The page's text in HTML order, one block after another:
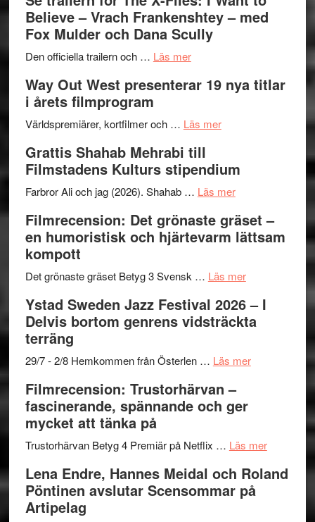
Park
–
kväll
II
Believe – Vrach Frankenshtey – med
Fox Mulder och Dana Scully
Den officiella trailern och … Läs merom
trailern
The
Files:
I
Want
Believe
–
Frankenshtey
med
Fox
och
Scully
Way Out West presenterar 19 nya titlar
i årets filmprogram
Världspremiärer, kortfilmer och … Läs merom
West
presenterar
nya
titlar
årets
Grattis Shahab Mehrabi till
Filmstadens Kulturs stipendium
Farbror Ali och jag (2026). Shahab … Läs merom
Shahab
Mehrabi
Filmstadens
stipendium
Filmrecension: Det grönaste gräset –
en humoristisk och hjärtevarm lättsam
kompott
Det grönaste gräset Betyg 3 Svensk … Läs merom
Det
grönaste
–
och
lättsam
Ystad Sweden Jazz Festival 2026 – I
Delvis bortom genrens vidsträckta
terräng
29/7 - 2/8 Hemkommen från Österlen … Läs merom
2026
I
Delvis
Filmrecension: Trustorhärvan –
fascinerande, spännande och ger
mycket att tänka på
Trustorhärvan Betyg 4 Premiär på Netflix … Läs merom
Lena Endre, Hannes Meidal och Roland
Pöntinen avslutar Scensommar på
Artipelag